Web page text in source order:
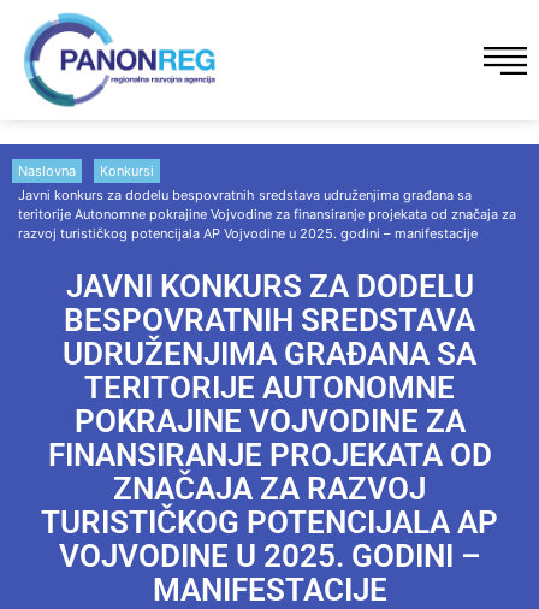
Naslovna
Konkursi
Javni konkurs za dodelu bespovratnih sredstava udruženjima građana sa
teritorije Autonomne pokrajine Vojvodine za finansiranje projekata od značaja za
razvoj turističkog potencijala AP Vojvodine u 2025. godini – manifestacije
JAVNI KONKURS ZA DODELU
BESPOVRATNIH SREDSTAVA
UDRUŽENJIMA GRAĐANA SA
TERITORIJE AUTONOMNE
POKRAJINE VOJVODINE ZA
FINANSIRANJE PROJEKATA OD
ZNAČAJA ZA RAZVOJ
TURISTIČKOG POTENCIJALA AP
VOJVODINE U 2025. GODINI –
MANIFESTACIJE